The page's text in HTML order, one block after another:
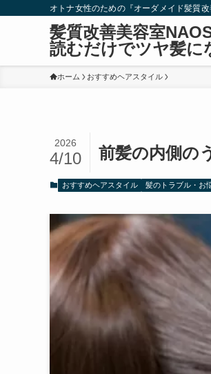
オトナ女性のための『オーダメイド髪質
髪質改善美容室
読むだけでツヤ髪に
ホーム おすすめヘアスタイル
前髪の内側の
2026
4/10
おすすめヘアスタイル 髪のトラブル・お